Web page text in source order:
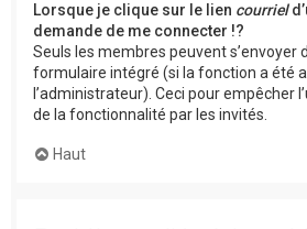
Lorsque je clique sur le lien courriel
demande de me connecter !?
Seuls les membres peuvent s’envoyer
formulaire intégré (si la fonction a été
l’administrateur). Ceci pour empêcher
de la fonctionnalité par les invités.
Haut